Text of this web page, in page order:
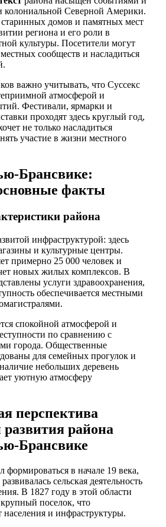
колониальной Северной Америки.
домов и памятных мест
региона и его роли в
культуры. Посетители могут
сообществ и насладиться
важно учитывать, что Суссекс
атмосферой и
Фестивали, ярмарки и
проходят здесь круглый год,
не только насладиться
участие в жизни местного
Брансвике:
факты
района
инфраструктурой: здесь
и культурные центры.
примерно 25 000 человек и
новых жилых комплексов. В
услуги здравоохранения,
обеспечивается местными
спокойной атмосферой и
по сравнению с
города. Общественные
для семейных прогулок и
небольших деревень
уютную атмосферу
перспектива
района
Брансвике
формироваться в начале 19 века,
сельская деятельность
В 1827 году в этой области
поселок, что
населения и инфраструктуры.